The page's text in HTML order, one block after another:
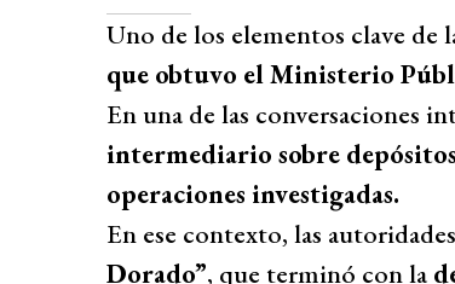
Uno de los elementos clave de
que obtuvo el Ministerio
En una de las conversaciones
intermediario sobre
operaciones investigadas.
En ese contexto, las
Dorado”, que terminó con la